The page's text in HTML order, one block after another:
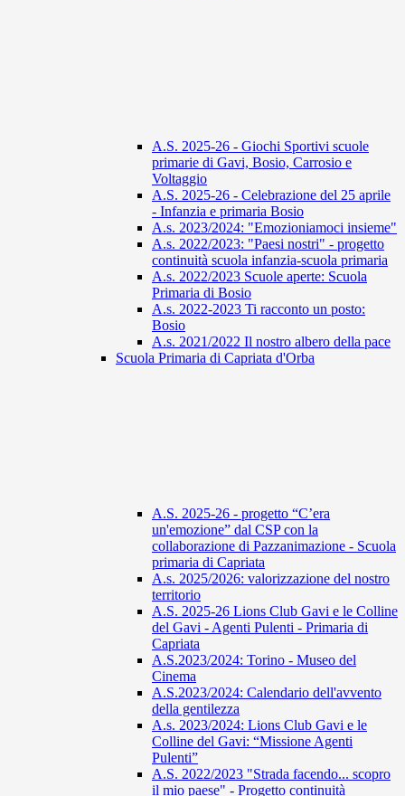
A.S. 2025-26 - Giochi Sportivi scuole
primarie di Gavi, Bosio, Carrosio e
Voltaggio
A.S. 2025-26 - Celebrazione del 25 aprile
- Infanzia e primaria Bosio
A.s. 2023/2024: "Emozioniamoci insieme"
A.s. 2022/2023: "Paesi nostri" - progetto
continuità scuola infanzia-scuola primaria
A.s. 2022/2023 Scuole aperte: Scuola
Primaria di Bosio
A.s. 2022-2023 Ti racconto un posto:
Bosio
A.s. 2021/2022 Il nostro albero della pace
Scuola Primaria di Capriata d'Orba
A.S. 2025-26 - progetto “C’era
un'emozione” dal CSP con la
collaborazione di Pazzanimazione - Scuola
primaria di Capriata
A.s. 2025/2026: valorizzazione del nostro
territorio
A.S. 2025-26 Lions Club Gavi e le Colline
del Gavi - Agenti Pulenti - Primaria di
Capriata
A.S.2023/2024: Torino - Museo del
Cinema
A.S.2023/2024: Calendario dell'avvento
della gentilezza
A.s. 2023/2024: Lions Club Gavi e le
Colline del Gavi: “Missione Agenti
Pulenti”
A.S. 2022/2023 "Strada facendo... scopro
il mio paese" - Progetto continuità